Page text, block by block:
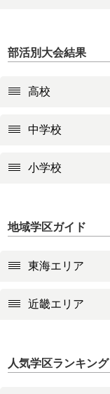
部活別大会結果
高校
中学校
小学校
地域学区ガイド
東海エリア
近畿エリア
人気学区ランキング